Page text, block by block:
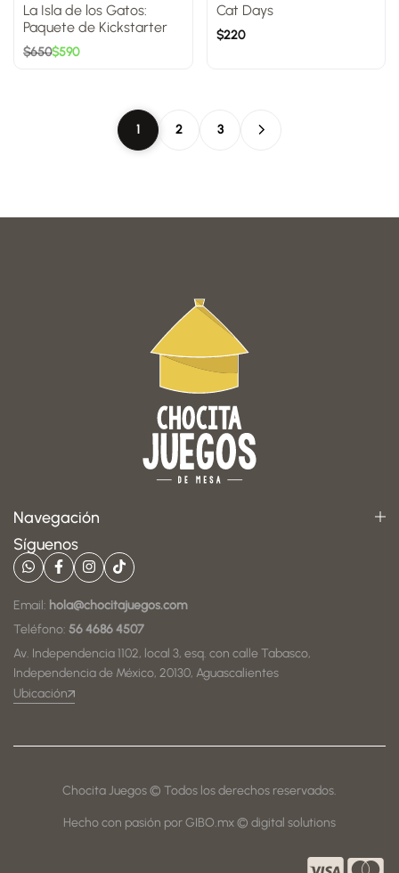
La Isla de los Gatos:
Paquete de Kickstarter
$650$590
Cat Days
$220
1 2 3
Navegación
Síguenos
Email: hola@chocitajuegos.com
Teléfono: 56 4686 4507
Av. Independencia 1102, local 3, esq. con calle Tabasco,
Independencia de México, 20130, Aguascalientes
Ubicación
Chocita Juegos © Todos los derechos reservados.
Hecho con pasión por GIBO.mx © digital solutions